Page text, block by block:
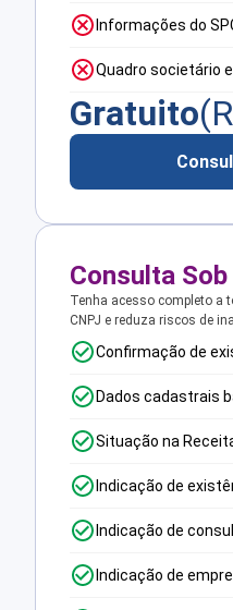
Informações do
Quadro societário
Gratuito
Consulta
Tenha acesso completo a
CNPJ e reduza riscos de
Confirmação de
Dados cadastrais
Situação na
Indicação de
Indicação de
Indicação de